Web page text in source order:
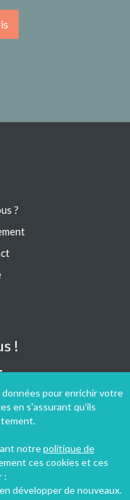
pour enrichir votre
en s'assurant qu'ils
notrepolitique de
ces cookies et ces
:
développer de nouveaux.
?
!